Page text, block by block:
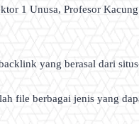
1 Unusa, Profesor
yang berasal dari
file berbagai jenis yang